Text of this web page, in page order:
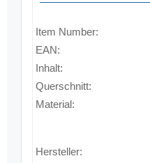
Item Number:
EAN:
Inhalt:
Querschnitt:
Material:
Hersteller: